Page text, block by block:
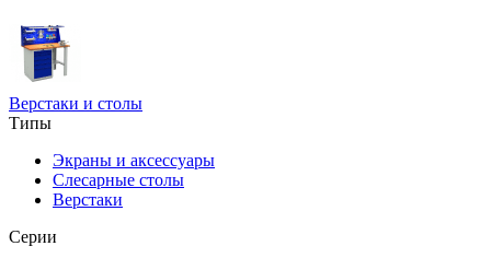
Верстаки и столы
Типы
Экраны и аксессуары
Слесарные столы
Верстаки
Серии